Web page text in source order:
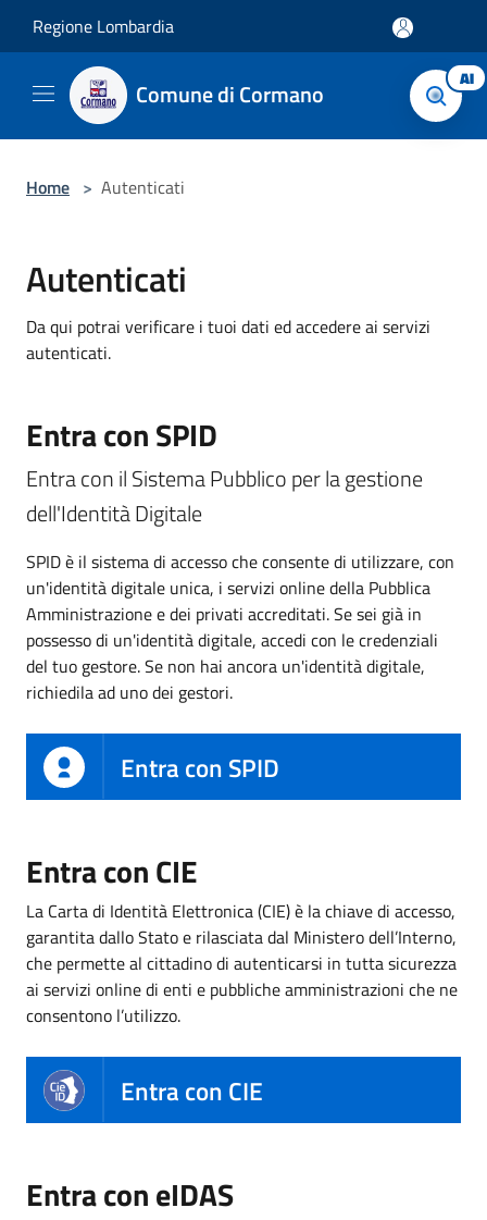
Regione Lombardia
Comune di Cormano AI
Home > Autenticati
Autenticati
Da qui potrai verificare i tuoi dati ed accedere ai servizi
autenticati.
Entra con SPID
Entra con il Sistema Pubblico per la gestione
dell'Identità Digitale
SPID è il sistema di accesso che consente di utilizzare, con
un'identità digitale unica, i servizi online della Pubblica
Amministrazione e dei privati accreditati. Se sei già in
possesso di un'identità digitale, accedi con le credenziali
del tuo gestore. Se non hai ancora un'identità digitale,
richiedila ad uno dei gestori.
Entra con SPID
Entra con CIE
La Carta di Identità Elettronica (CIE) è la chiave di accesso,
garantita dallo Stato e rilasciata dal Ministero dell’Interno,
che permette al cittadino di autenticarsi in tutta sicurezza
ai servizi online di enti e pubbliche amministrazioni che ne
consentono l’utilizzo.
Entra con CIE
Entra con eIDAS